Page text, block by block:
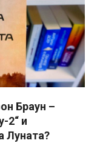
Браун –
2“ и
Луната?